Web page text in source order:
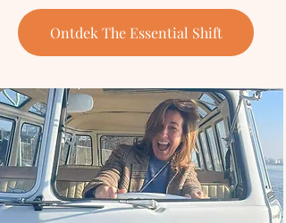
Ontdek The Essential Shift